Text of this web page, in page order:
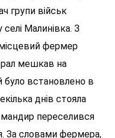
групи військ
Малинівка. З
фермер
мешкав на
було встановлено в
днів стояла
переселився
За словами фермера,